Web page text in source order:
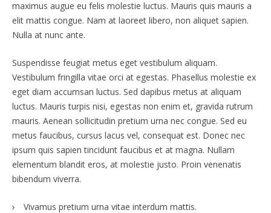
maximus augue eu felis molestie luctus. Mauris quis mauris a
elit mattis congue. Nam at laoreet libero, non aliquet sapien.
Nulla at nunc ante.
Suspendisse feugiat metus eget vestibulum aliquam.
Vestibulum fringilla vitae orci at egestas. Phasellus molestie ex
eget diam accumsan luctus. Sed dapibus metus at aliquam
luctus. Mauris turpis nisi, egestas non enim et, gravida rutrum
mauris. Aenean sollicitudin pretium urna nec congue. Sed eu
metus faucibus, cursus lacus vel, consequat est. Donec nec
ipsum quis sapien tincidunt faucibus et at magna. Nullam
elementum blandit eros, at molestie justo. Proin venenatis
bibendum viverra.
Vivamus pretium urna vitae interdum mattis.